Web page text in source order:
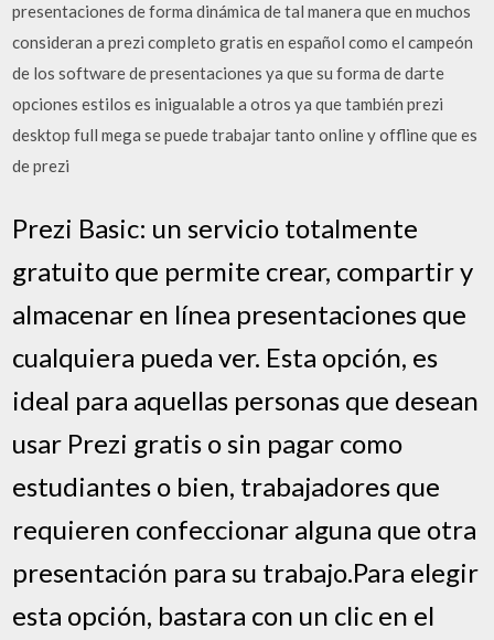
presentaciones de forma dinámica de tal manera que en muchos
consideran a prezi completo gratis en español como el campeón
de los software de presentaciones ya que su forma de darte
opciones estilos es inigualable a otros ya que también prezi
desktop full mega se puede trabajar tanto online y offline que es
de prezi
Prezi Basic: un servicio totalmente
gratuito que permite crear, compartir y
almacenar en línea presentaciones que
cualquiera pueda ver. Esta opción, es
ideal para aquellas personas que desean
usar Prezi gratis o sin pagar como
estudiantes o bien, trabajadores que
requieren confeccionar alguna que otra
presentación para su trabajo.Para elegir
esta opción, bastara con un clic en el